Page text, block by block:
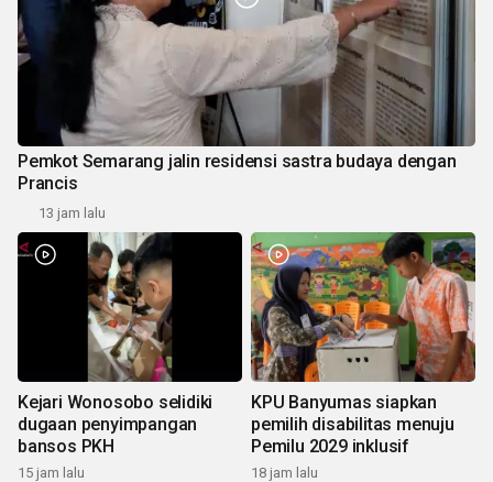
Pemkot Semarang jalin residensi sastra budaya dengan
Prancis
13 jam lalu
Kejari Wonosobo selidiki
dugaan penyimpangan
bansos PKH
15 jam lalu
KPU Banyumas siapkan
pemilih disabilitas menuju
Pemilu 2029 inklusif
18 jam lalu